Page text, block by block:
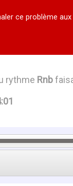
ce problème
rythme Rnb